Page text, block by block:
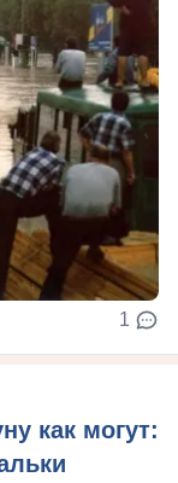
1
как могут: